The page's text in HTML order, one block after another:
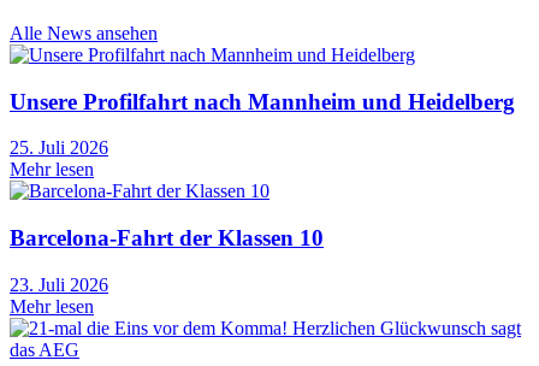
Alle News ansehen
Unsere Profilfahrt nach Mannheim und Heidelberg
25. Juli 2026
Mehr lesen
Barcelona-Fahrt der Klassen 10
23. Juli 2026
Mehr lesen